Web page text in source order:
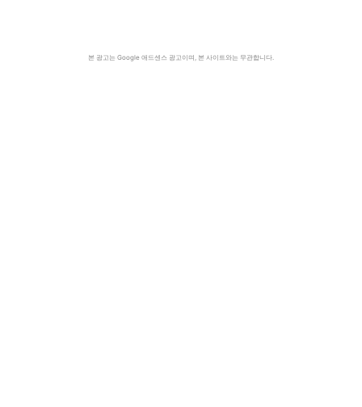
본 광고는 Google 애드센스 광고이며, 본 사이트와는 무관합니다.